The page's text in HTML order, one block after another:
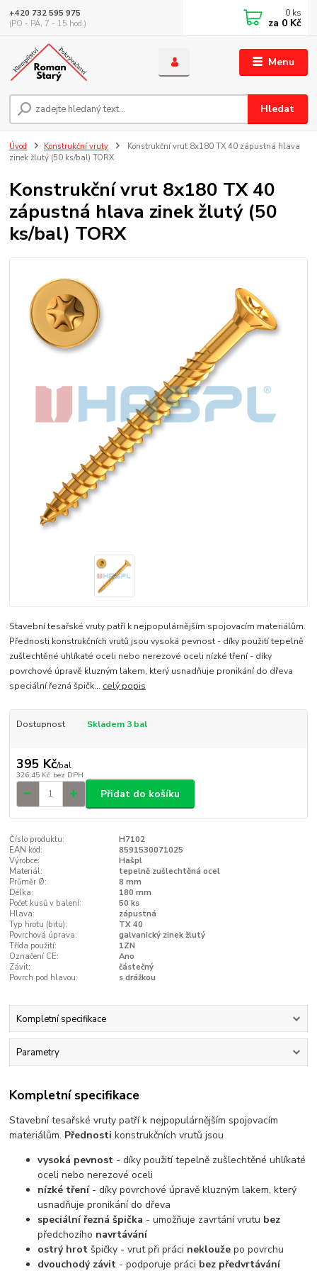
Menu
Hledat
+420 732 595 975
(PO - PÁ, 7 - 15 hod.)
0 ks
za 0 Kč
Úvod Konstrukční vruty
Konstrukční vrut 8x180 TX 40 zápustná hlava
zinek žlutý (50 ks/bal) TORX
Konstrukční vrut 8x180 TX 40
zápustná hlava zinek žlutý (50
ks/bal) TORX
Stavební tesařské vruty patří k nejpopulárnějším spojovacím materiálům.
Přednosti konstrukčních vrutů jsou vysoká pevnost - díky použití tepelně
zušlechtěné uhlíkaté oceli nebo nerezové oceli nízké tření - díky
povrchové úpravě kluzným lakem, který usnadňuje pronikání do dřeva
speciální řezná špičk... celý popis
Dostupnost Skladem 3 bal
395 Kč/bal
326,45 Kč bez DPH
Přidat do košíku
Číslo produktu:
H7102
EAN kód:
8591530071025
Výrobce:
Hašpl
Materiál:
tepelně zušlechtěná ocel
Průměr Ø:
8 mm
Délka:
180 mm
Počet kusů v balení:
50 ks
Hlava:
zápustná
Typ hrotu (bitu):
TX 40
Povrchová úprava:
galvanický zinek žlutý
Třída použití:
1ZN
Označení CE:
Ano
Závit:
částečný
Povrch pod hlavou:
s drážkou
Kompletní specifikace
Parametry
Kompletní specifikace
Stavební tesařské vruty patří k nejpopulárnějším spojovacím
materiálům. Přednosti konstrukčních vrutů jsou
vysoká pevnost - díky použití tepelně zušlechtěné uhlíkaté
oceli nebo nerezové oceli
nízké tření- díky povrchové úpravě kluzným lakem, který
usnadňuje pronikání do dřeva
speciální řezná špička - umožňuje zavrtání vrutu bez
předchozího navrtávání
ostrý hrot špičky - vrut při práci nekloužepo povrchu
dvouchodý závit - podporuje práci bez předvrtávání